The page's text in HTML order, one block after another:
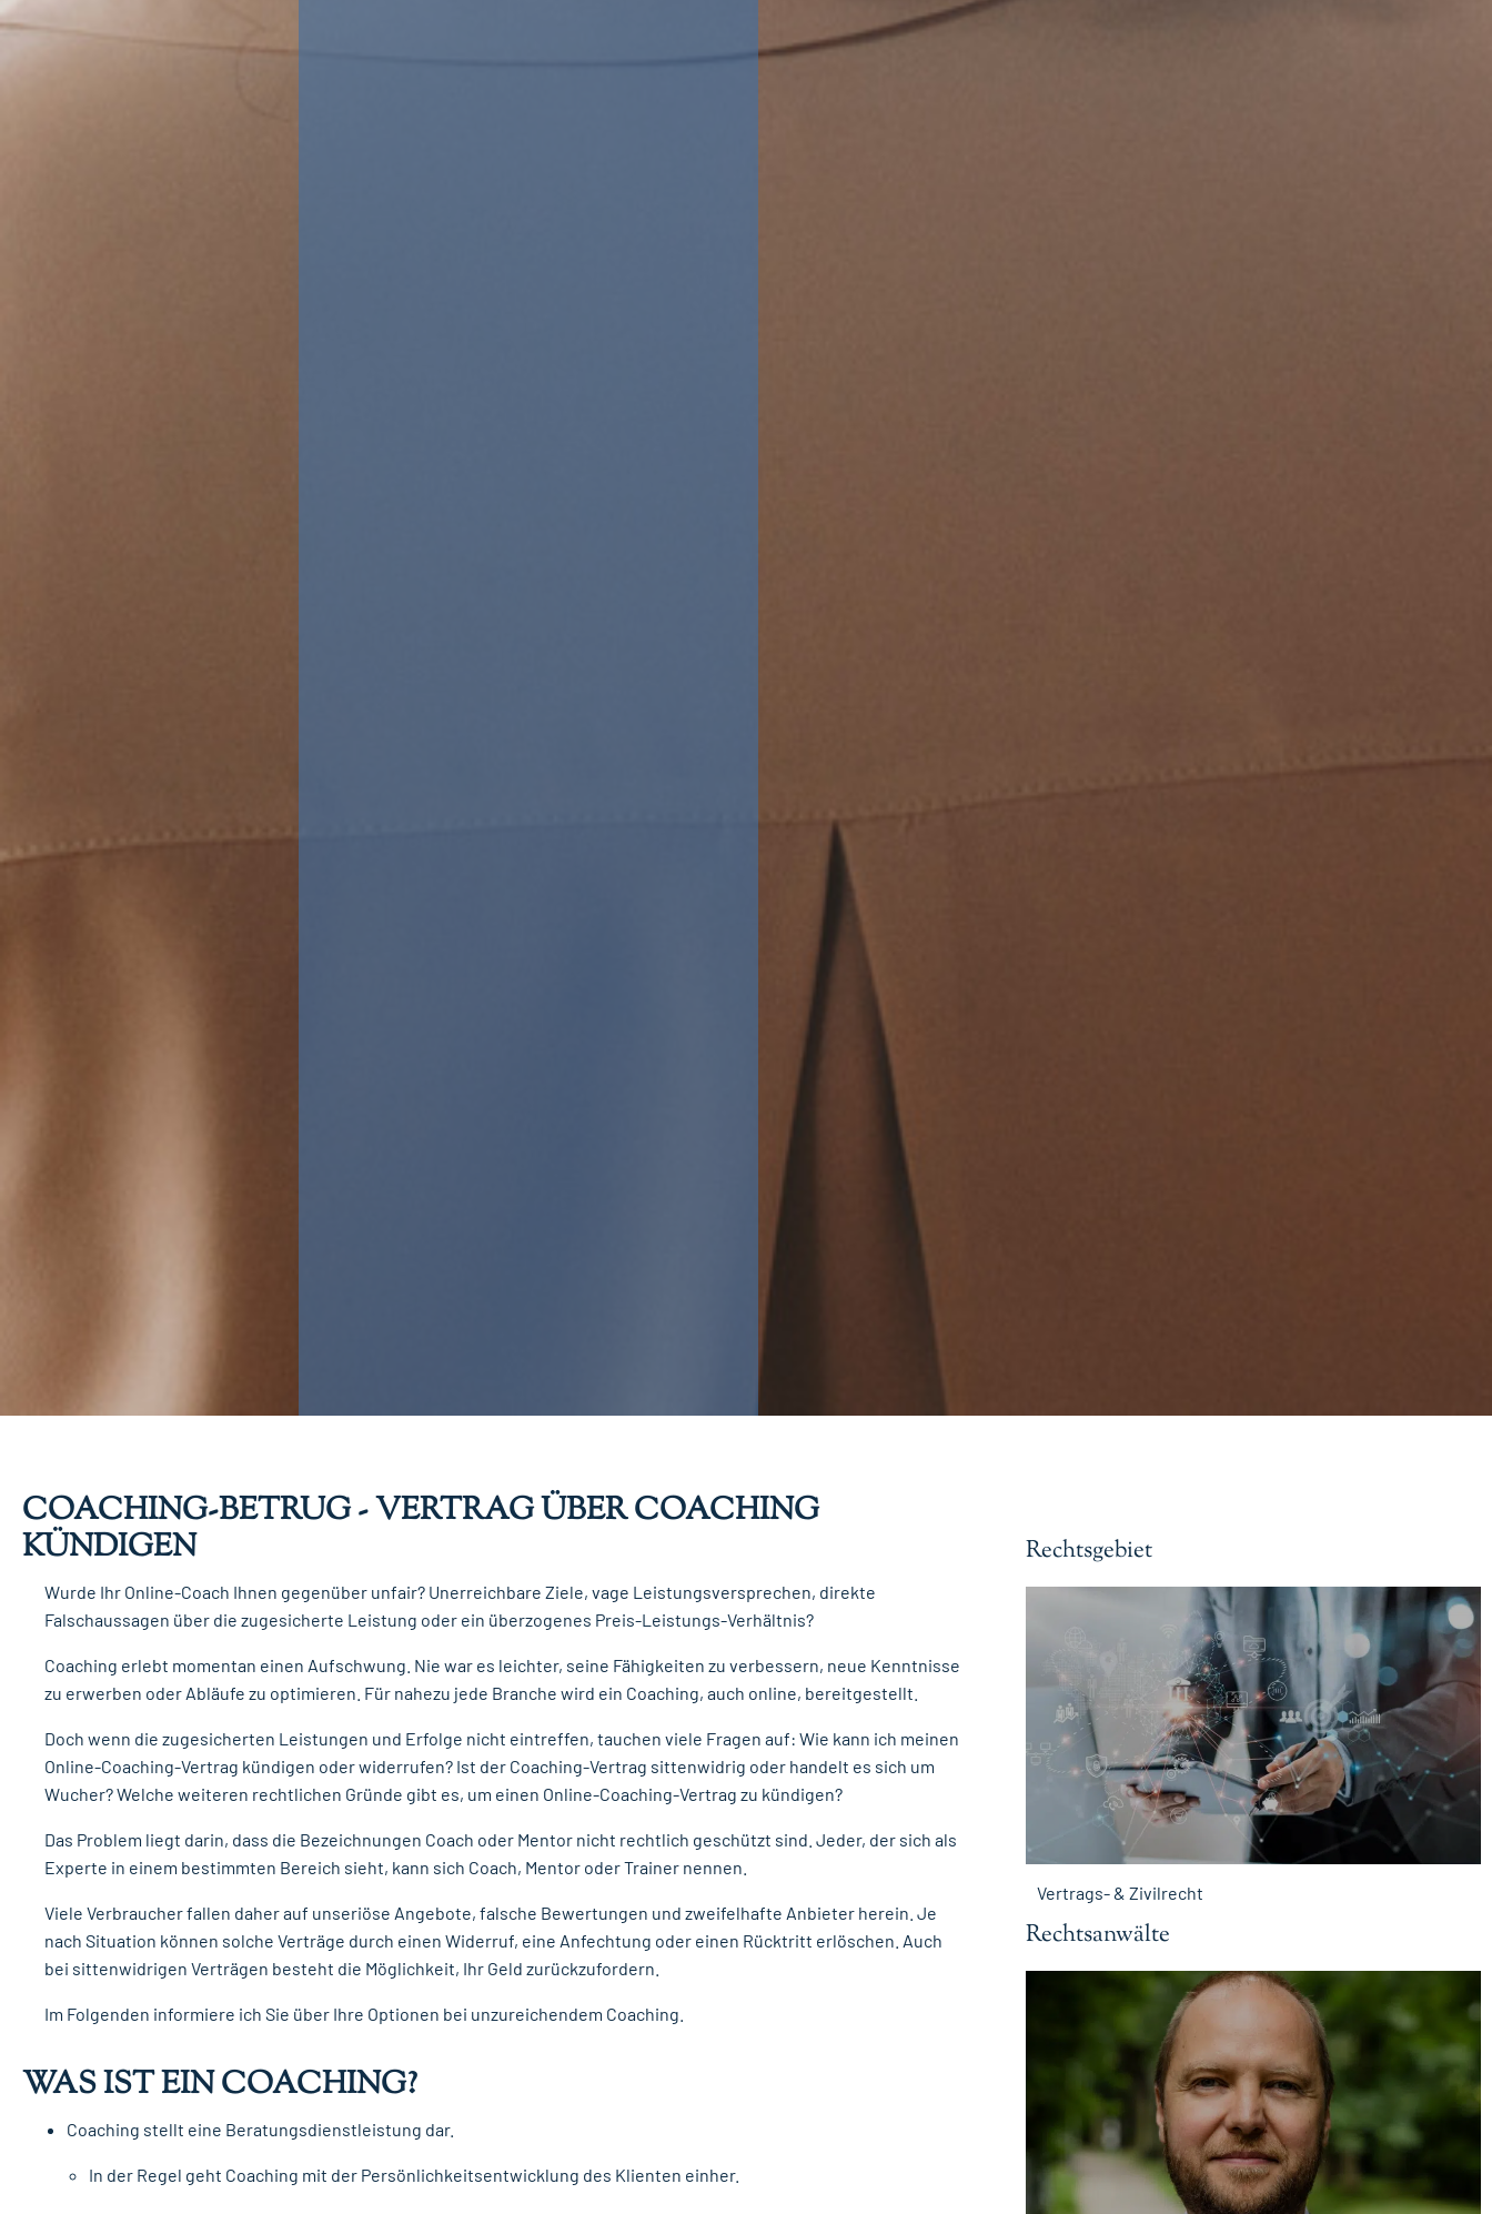
COACHING-BETRUG - VERTRAG ÜBER COACHING
KÜNDIGEN
Wurde Ihr Online-Coach Ihnen gegenüber unfair? Unerreichbare Ziele, vage Leistungsversprechen, direkte
Falschaussagen über die zugesicherte Leistung oder ein überzogenes Preis-Leistungs-Verhältnis?
Coaching erlebt momentan einen Aufschwung. Nie war es leichter, seine Fähigkeiten zu verbessern, neue Kenntnisse
zu erwerben oder Abläufe zu optimieren. Für nahezu jede Branche wird ein Coaching, auch online, bereitgestellt.
Doch wenn die zugesicherten Leistungen und Erfolge nicht eintreffen, tauchen viele Fragen auf: Wie kann ich meinen
Online-Coaching-Vertrag kündigen oder widerrufen? Ist der Coaching-Vertrag sittenwidrig oder handelt es sich um
Wucher? Welche weiteren rechtlichen Gründe gibt es, um einen Online-Coaching-Vertrag zu kündigen?
Das Problem liegt darin, dass die Bezeichnungen Coach oder Mentor nicht rechtlich geschützt sind. Jeder, der sich als
Experte in einem bestimmten Bereich sieht, kann sich Coach, Mentor oder Trainer nennen.
Viele Verbraucher fallen daher auf unseriöse Angebote, falsche Bewertungen und zweifelhafte Anbieter herein. Je
nach Situation können solche Verträge durch einen Widerruf, eine Anfechtung oder einen Rücktritt erlöschen. Auch
bei sittenwidrigen Verträgen besteht die Möglichkeit, Ihr Geld zurückzufordern.
Im Folgenden informiere ich Sie über Ihre Optionen bei unzureichendem Coaching.
WAS IST EIN COACHING?
Coaching stellt eine Beratungsdienstleistung dar.
In der Regel geht Coaching mit der Persönlichkeitsentwicklung des Klienten einher.
Rechtsgebiet
Vertrags- & Zivilrecht
Rechtsanwälte